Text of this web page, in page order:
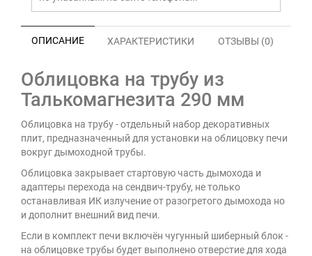
ОПИСАНИЕ ХАРАКТЕРИСТИКИ ОТЗЫВЫ (0)
Облицовка на трубу из
Талькомагнезита 290 мм
Облицовка на трубу - отдельный набор декоративных
плит, предназначенный для установки на облицовку печи
вокруг дымоходной трубы.
Облицовка закрывает стартовую часть дымохода и
адаптеры перехода на сендвич-трубу, не только
останавливая ИК излучение от разогретого дымохода но
и дополнит внешний вид печи.
Если в комплект печи включён чугунный шиберный блок -
на облицовке трубы будет выполнено отверстие для хода